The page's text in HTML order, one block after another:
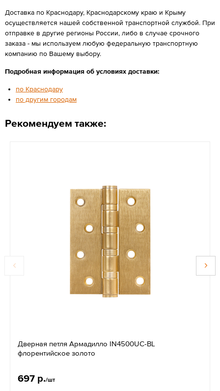
Доставка по Краснодару, Краснодарскому краю и Крыму
осуществляется нашей собственной транспортной службой. При
отправке в другие регионы России, либо в случае срочного
заказа - мы используем любую федеральную транспортную
компанию по Вашему выбору.
Подробная информация об условиях доставки:
по Краснодару
по другим городам
Рекомендуем также:
Дверная петля Армадилло IN4500UC-BL
флорентийское золото
697 р./шт